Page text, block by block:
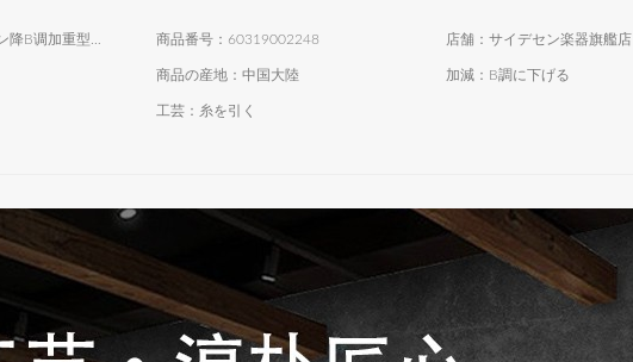
商品番号：60319002248 店舗：サイデセン楽器旗艦店
商品の産地：中国大陸 加減：B調に下げる
工芸：糸を引く